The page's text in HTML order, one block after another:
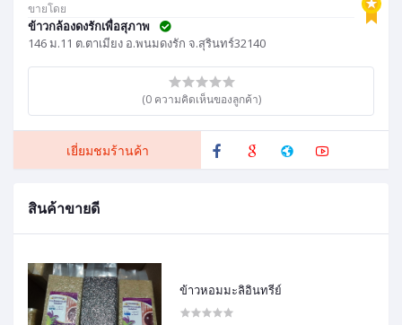
ขายโดย
ข้าวกล้องดงรักเพื่อสุภาพ
146 ม.11 ต.ตาเมียง อ.พนมดงรัก จ.สุรินทร์32140
(0 ความคิดเห็นของลูกค้า)
เยี่ยมชมร้านค้า
สินค้าขายดี
ข้าวหอมมะลิอินทรีย์